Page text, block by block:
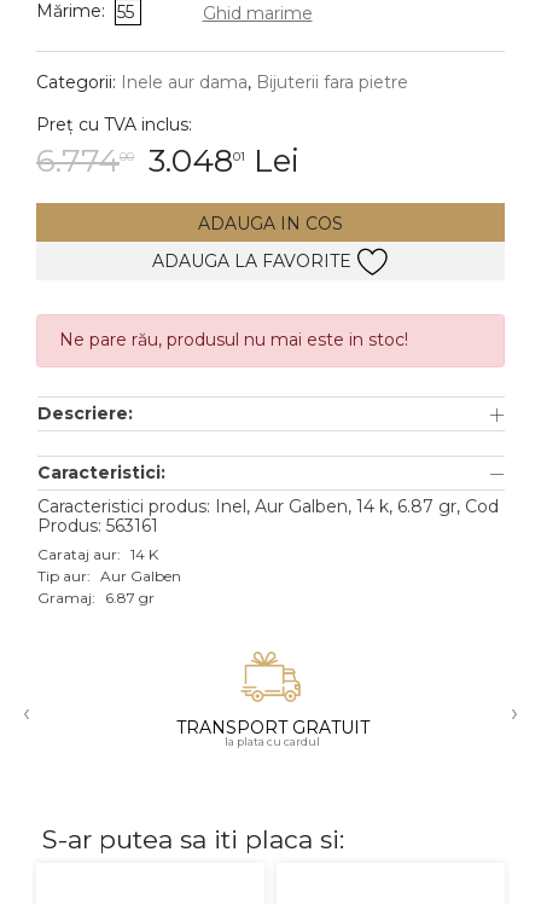
DIAMANTE Vezi toate
Cercei
Accesorii
TIP METAL
Aur galben
Aur alb
Aur roz
Aur mixt
18K
Mărime: 55 Ghid marime
Categorii: Inele aur dama, Bijuterii fara pietre
Preț cu TVA inclus:
6.77400 3.04801 Lei
ADAUGA IN COS
ADAUGA LA FAVORITE
Ne pare rău, produsul nu mai este in stoc!
Descriere:
Caracteristici:
Caracteristici produs: Inel, Aur Galben, 14 k, 6.87 gr, Cod
Produs: 563161
Carataj aur: 14 K
Tip aur: Aur Galben
Gramaj:
6.87 gr
‹ TRANSPORT GRATUIT
la plata cu cardul
›
S-ar putea sa iti placa si: